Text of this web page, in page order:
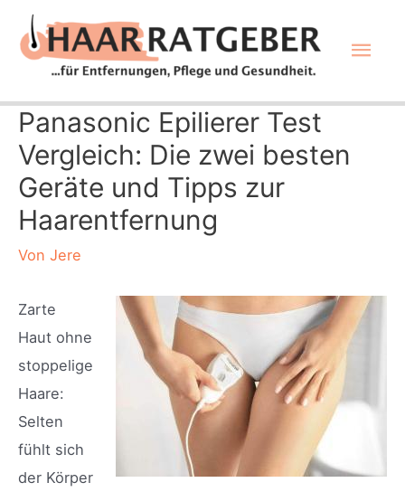
Inhalt
springen
Panasonic Epilierer Test
Vergleich: Die zwei besten
Geräte und Tipps zur
Haarentfernung
Von Jere
Zarte
Haut ohne
stoppelige
Haare:
Selten
fühlt sich
der Körper